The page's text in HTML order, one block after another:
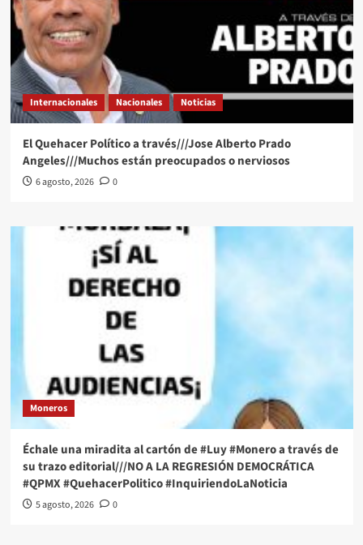
Internacionales Nacionales Noticias
El Quehacer Político a través///Jose Alberto Prado
Angeles///Muchos están preocupados o nerviosos
6 agosto, 2026 0
Moneros
Échale una miradita al cartón de #Luy #Monero a través de
su trazo editorial///NO A LA REGRESIÓN DEMOCRÁTICA
#QPMX #QuehacerPolitico #InquiriendoLaNoticia
5 agosto, 2026 0